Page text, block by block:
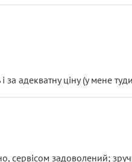
адекватну ціну (у мене
задоволений;